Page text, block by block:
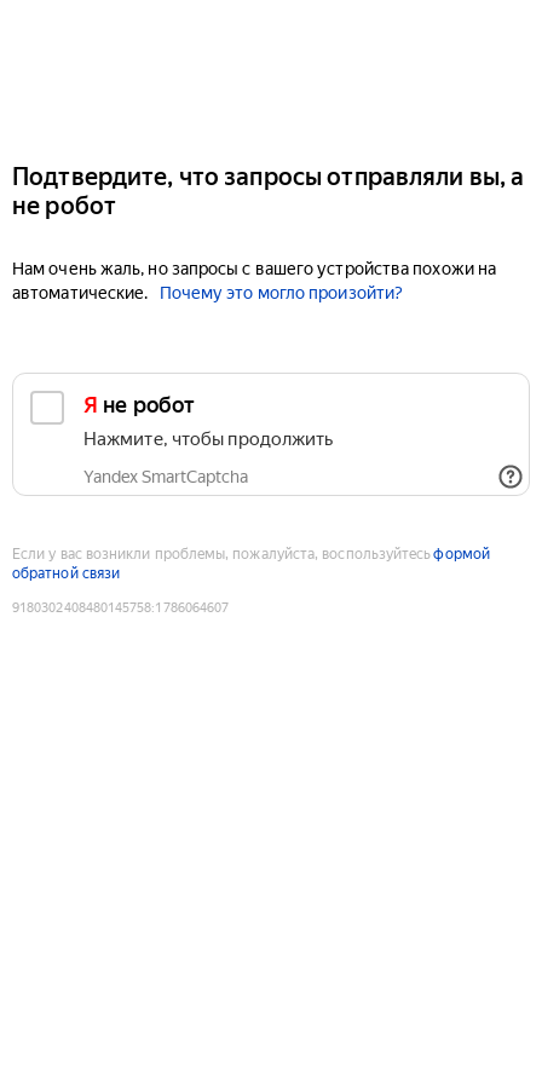
Подтвердите, что запросы отправляли вы, а
не робот
Нам очень жаль, но запросы с вашего устройства похожи на
автоматические.
Почему это могло произойти?
Я не робот
Нажмите, чтобы продолжить
Yandex SmartCaptcha
Если у вас возникли проблемы, пожалуйста, воспользуйтесьформой
обратной связи
9180302408480145758:1786064607